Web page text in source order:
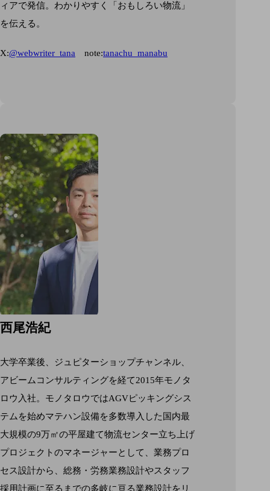
ィアで発信。わかりやすく「おもしろい物流」
を伝える。
X:@webwriter_tana note:tanachu_manabu
西尾浩紀
大学卒業後、ジュピターショップチャンネル、
アビームコンサルティングを経て2015年モノタ
ロウ入社。モノタロウではAGVピッキングシス
テムを始めマテハン設備を多数導入した国内最
大規模の9万㎡の平屋建て物流センター立ち上げ
プロジェクトのマネージャーとして、業務プロ
セス設計から、総務・労務業務設計やスタッフ
採用計画に至るまでの多岐に亘る業務設計をリ